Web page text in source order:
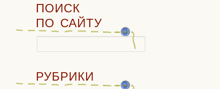
ПОИСК
ПО САЙТУ
РУБРИКИ